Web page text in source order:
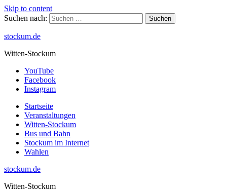
Skip to content
Suchen nach:
stockum.de
Witten-Stockum
YouTube
Facebook
Instagram
Startseite
Veranstaltungen
Witten-Stockum
Bus und Bahn
Stockum im Internet
Wahlen
stockum.de
Witten-Stockum